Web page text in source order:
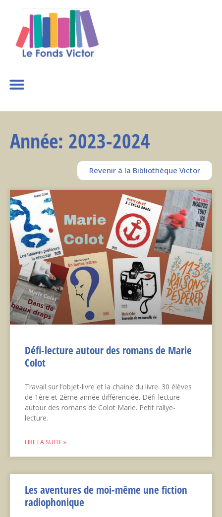
Année: 2023-2024
Revenir à la Bibliothèque Victor
Défi-lecture autour des romans de Marie
Colot
Travail sur l’objet-livre et la chaine du livre. 30 élèves
de 1ère et 2ème année différenciée. Défi-lecture
autour des romans de Colot Marie. Petit rallye-
lecture.
LIRE LA SUITE »
Les aventures de moi-même une fiction
radiophonique